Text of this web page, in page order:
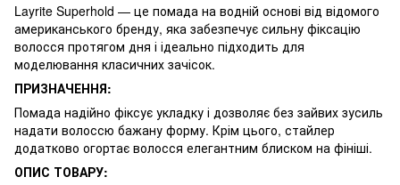
Layrite Superhold — це помада на водній основі від відомого
американського бренду, яка забезпечує сильну фіксацію
волосся протягом дня і ідеально підходить для
моделювання класичних зачісок.
ПРИЗНАЧЕННЯ:
Помада надійно фіксує укладку і дозволяє без зайвих зусиль
надати волоссю бажану форму. Крім цього, стайлер
додатково огортає волосся елегантним блиском на фініші.
ОПИС ТОВАРУ: